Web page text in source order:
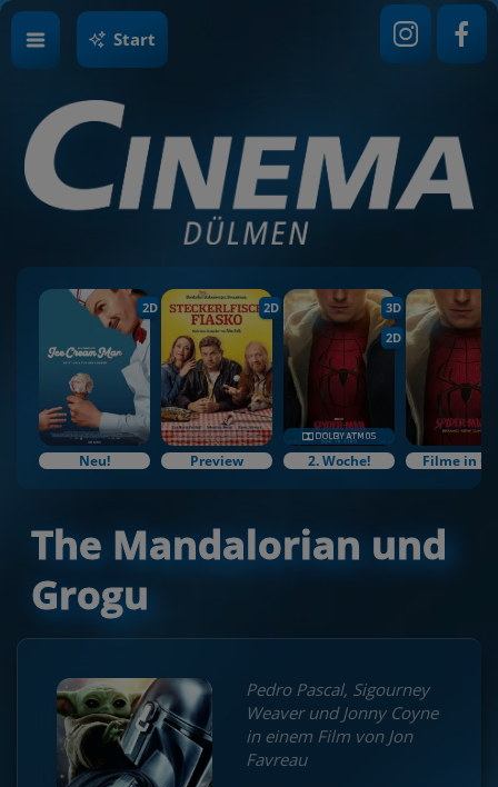
Start
2D
Neu!
2D
Preview
3D
2D
2. Woche! Filme in
The Mandalorian und
Grogu
Pedro Pascal, Sigourney
Weaver und Jonny Coyne
in einem Film von Jon
Favreau